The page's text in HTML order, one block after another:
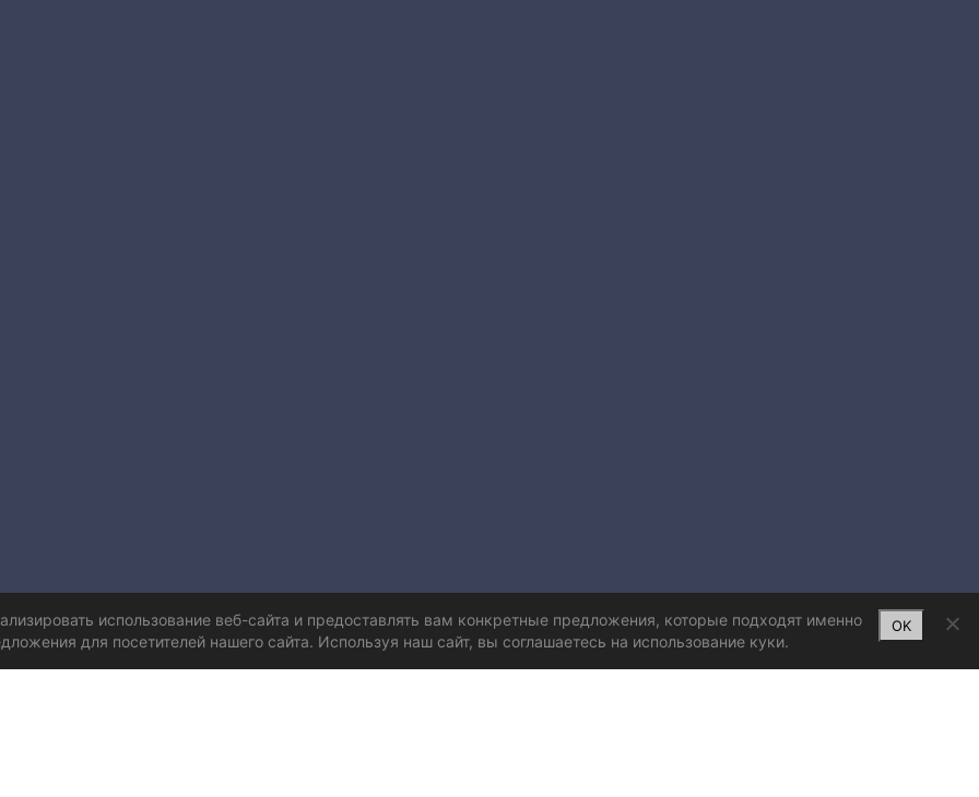
использование веб-сайта и предоставлять вам конкретные предложения, которые подходят именно
для посетителей нашего сайта. Используя наш сайт, вы соглашаетесь на использование куки.
OK